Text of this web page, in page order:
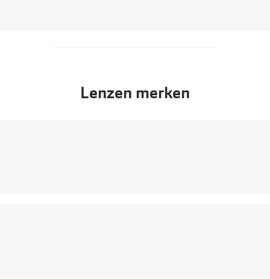
Lenzen merken